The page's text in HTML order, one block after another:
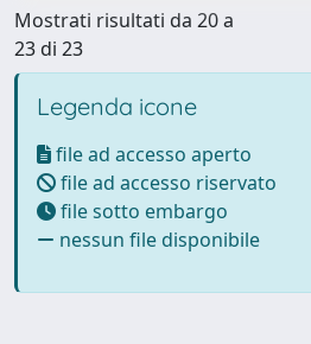
Mostrati risultati da 20 a
23 di 23
Legenda icone
file ad accesso aperto
file ad accesso riservato
file sotto embargo
nessun file disponibile